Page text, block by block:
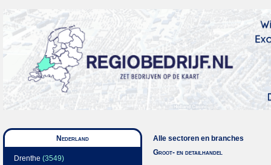
Nederland
Drenthe (3549)
Alle sectoren en branches
Groot- en detailhandel